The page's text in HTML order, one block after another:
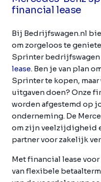
financial lease
Bij Bedrijfswagen.nl
om zorgeloos te
Sprinter
lease. Ben je van plan
Sprinter te kopen,
uitgaven doen? Onze
worden afgestemd op
onderneming. De
om zijn veelzijdigheid
partner voor zakelijk
Met financial lease
van flexibele